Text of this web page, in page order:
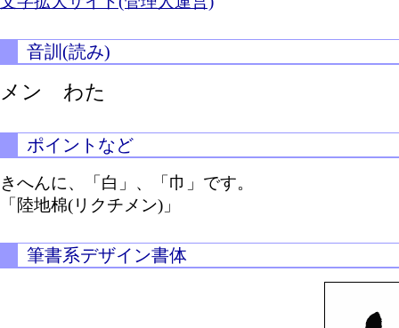
音訓(読み)
メン わた
ポイントなど
きへんに、「白」、「巾」です。
「陸地棉(リクチメン)」
筆書系デザイン書体